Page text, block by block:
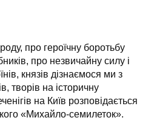
про героїчну боротьбу
про незвичайну силу і
князів дізнаємося ми з
творів на історичну
на Київ розповідається
«Михайло-семилеток».